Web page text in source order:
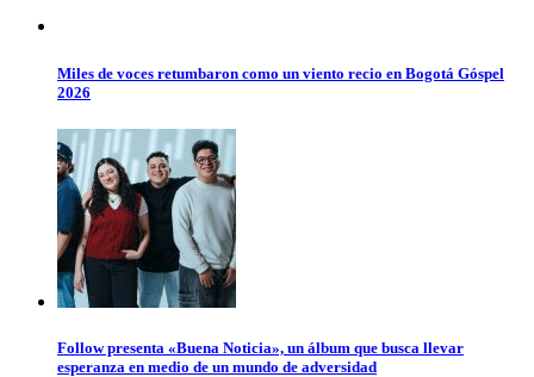
Miles de voces retumbaron como un viento recio en Bogotá Góspel
2026
Follow presenta «Buena Noticia», un álbum que busca llevar
esperanza en medio de un mundo de adversidad